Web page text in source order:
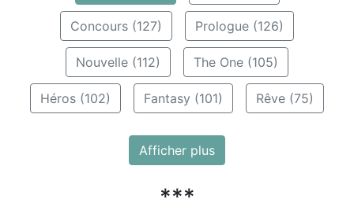
Concours (127) Prologue (126)
Nouvelle (112) The One (105)
Héros (102) Fantasy (101) Rêve (75)
Afficher plus